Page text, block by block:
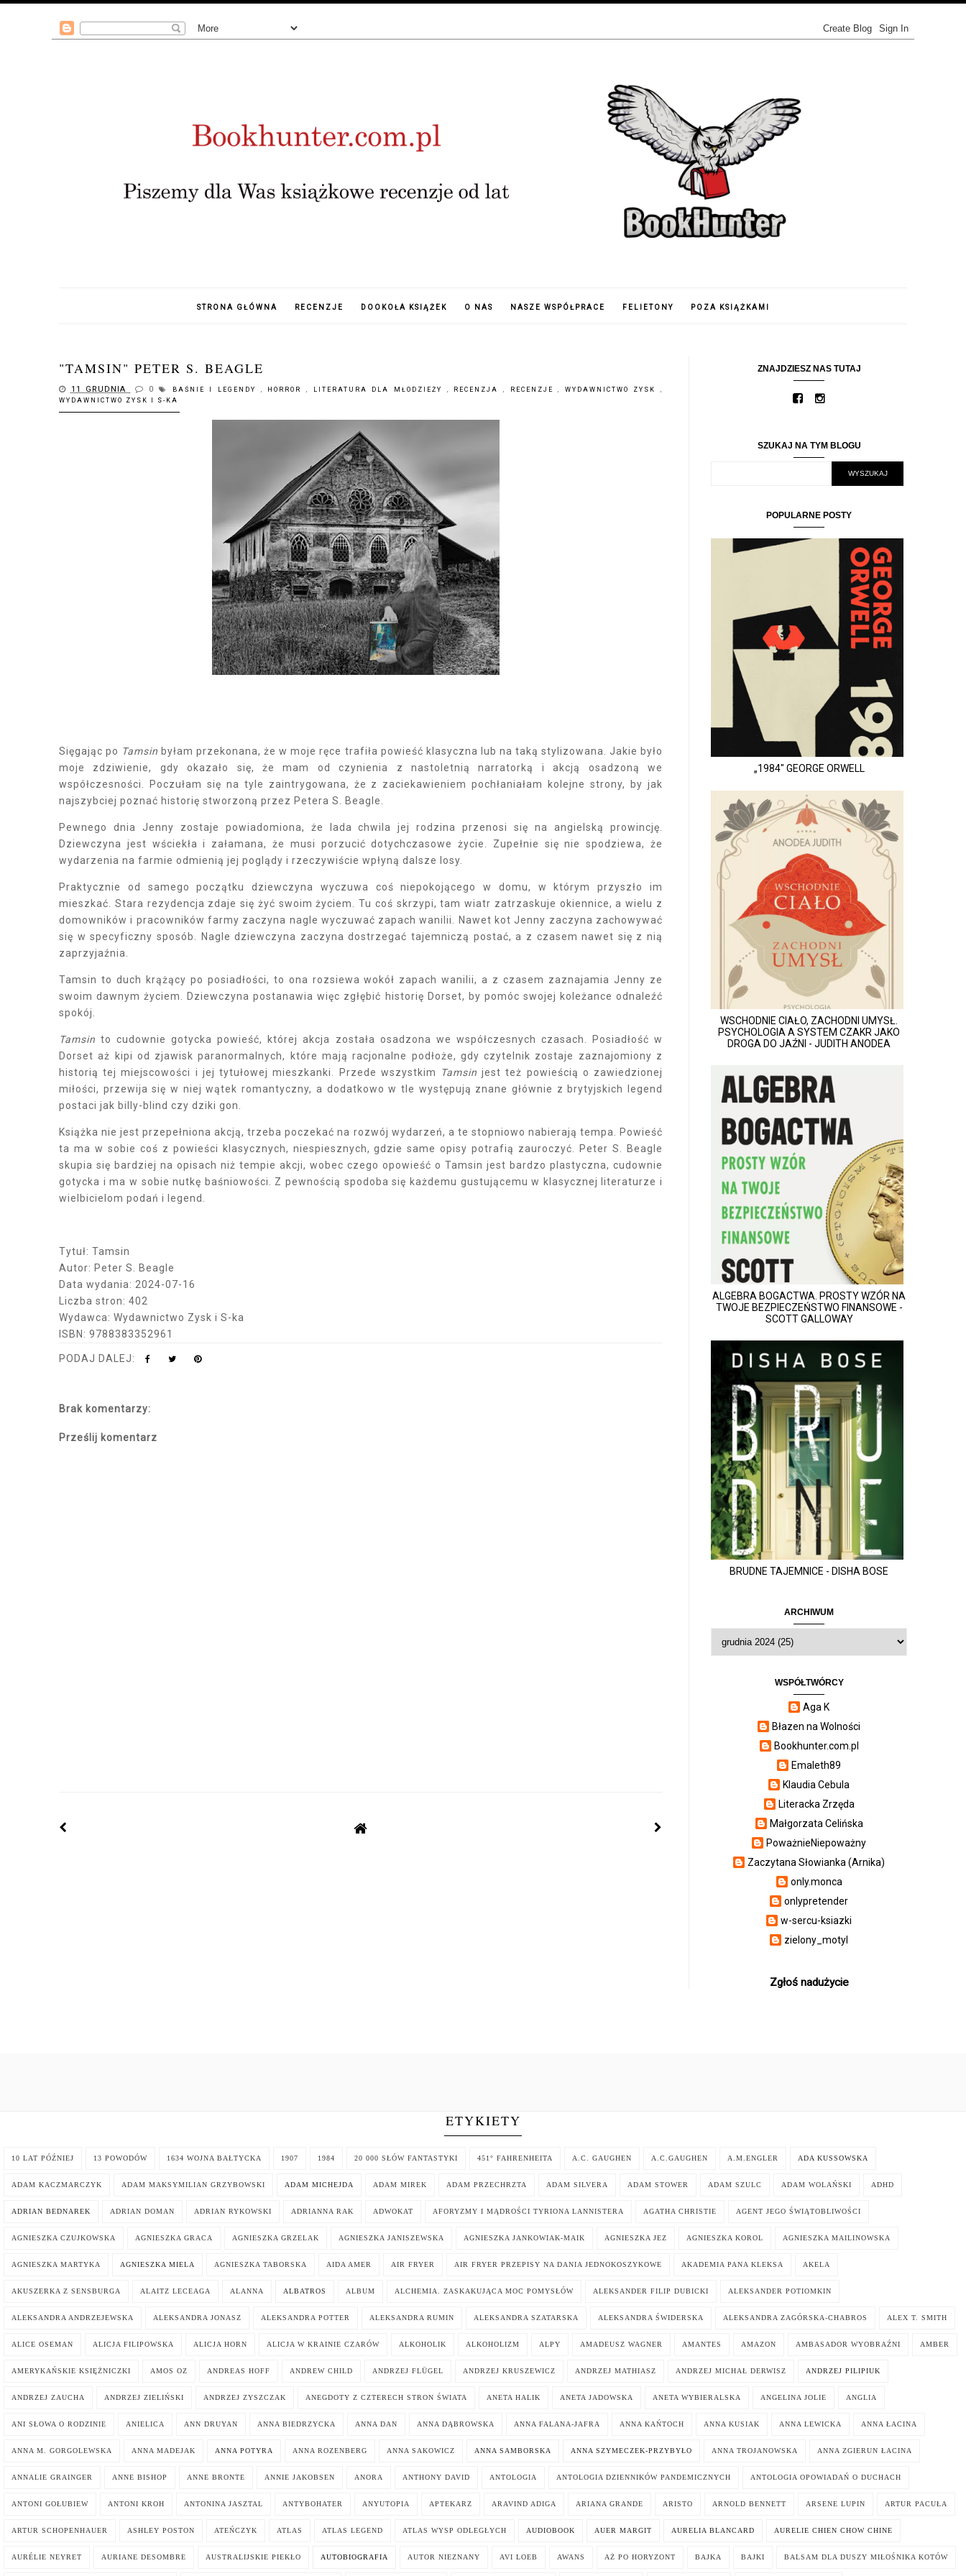
STRONA GŁÓWNA RECENZJE DOOKOŁA KSIĄŻEK O NAS NASZE WSPÓŁPRACE FELIETONY POZA KSIĄŻKAMI
"TAMSIN" PETER S. BEAGLE
11 GRUDNIA 0 BAŚNIE I LEGENDY HORROR LITERATURA DLA MŁODZIEŻY RECENZJA RECENZJE WYDAWNICTWO ZYSK
WYDAWNICTWO ZYSK I S-KA
Sięgając po Tamsin byłam przekonana, że w moje ręce trafiła powieść klasyczna lub na taką stylizowana. Jakie było
moje zdziwienie, gdy okazało się, że mam od czynienia z nastoletnią narratorką i akcją osadzoną we
współczesności. Poczułam się na tyle zaintrygowana, że z zaciekawieniem pochłaniałam kolejne strony, by jak
najszybciej poznać historię stworzoną przez Petera S. Beagle.
Pewnego dnia Jenny zostaje powiadomiona, że lada chwila jej rodzina przenosi się na angielską prowincję.
Dziewczyna jest wściekła i załamana, że musi porzucić dotychczasowe życie. Zupełnie się nie spodziewa, że
wydarzenia na farmie odmienią jej poglądy i rzeczywiście wpłyną dalsze losy.
Praktycznie od samego początku dziewczyna wyczuwa coś niepokojącego w domu, w którym przyszło im
mieszkać. Stara rezydencja zdaje się żyć swoim życiem. Tu coś skrzypi, tam wiatr zatrzaskuje okiennice, a wielu z
domowników i pracowników farmy zaczyna nagle wyczuwać zapach wanilii. Nawet kot Jenny zaczyna zachowywać
się w specyficzny sposób. Nagle dziewczyna zaczyna dostrzegać tajemniczą postać, a z czasem nawet się z nią
zaprzyjaźnia.
Tamsin to duch krążący po posiadłości, to ona rozsiewa wokół zapach wanilii, a z czasem zaznajamia Jenny ze
swoim dawnym życiem. Dziewczyna postanawia więc zgłębić historię Dorset, by pomóc swojej koleżance odnaleźć
spokój.
Tamsin to cudownie gotycka powieść, której akcja została osadzona we współczesnych czasach. Posiadłość w
Dorset aż kipi od zjawisk paranormalnych, które mają racjonalne podłoże, gdy czytelnik zostaje zaznajomiony z
historią tej miejscowości i jej tytułowej mieszkanki. Przede wszystkim
Tamsin jest też powieścią o zawiedzionej
miłości, przewija się w niej wątek romantyczny, a dodatkowo w tle występują znane głównie z brytyjskich legend
postaci jak billy-blind czy dziki gon.
Książka nie jest przepełniona akcją, trzeba poczekać na rozwój wydarzeń, a te stopniowo nabierają tempa. Powieść
ta ma w sobie coś z powieści klasycznych, niespiesznych, gdzie same opisy potrafią zauroczyć. Peter S. Beagle
skupia się bardziej na opisach niż tempie akcji, wobec czego opowieść o Tamsin jest bardzo plastyczna, cudownie
gotycka i ma w sobie nutkę baśniowości. Z pewnością spodoba się każdemu gustującemu w klasycznej literaturze i
wielbicielom podań i legend.
Tytuł: Tamsin
Autor: Peter S. Beagle
Data wydania: 2024-07-16
Liczba stron: 402
Wydawca: Wydawnictwo Zysk i S-ka
ISBN: 9788383352961
PODAJ DALEJ:
Brak komentarzy:
Prześlij komentarz
ZNAJDZIESZ NAS TUTAJ
SZUKAJ NA TYM BLOGU
POPULARNE POSTY
„1984" GEORGE ORWELL
WSCHODNIE CIAŁO, ZACHODNI UMYSŁ.
PSYCHOLOGIA A SYSTEM CZAKR JAKO
DROGA DO JAŹNI - JUDITH ANODEA
ALGEBRA BOGACTWA. PROSTY WZÓR NA
TWOJE BEZPIECZEŃSTWO FINANSOWE -
SCOTT GALLOWAY
BRUDNE TAJEMNICE - DISHA BOSE
ARCHIWUM
WSPÓŁTWÓRCY
Aga K
Błazen na Wolności
Bookhunter.com.pl
Emaleth89
Klaudia Cebula
Literacka Zrzęda
Małgorzata Celińska
PoważnieNiepoważny
Zaczytana Słowianka (Arnika)
only.monca
onlypretender
w-sercu-ksiazki
zielony_motyl
Zgłoś nadużycie
ETYKIETY
10 LAT PÓŹNIEJ 13 POWODÓW 1634 WOJNA BAŁTYCKA 1907 1984 20 000 SŁÓW FANTASTYKI 451° FAHRENHEITA A.C. GAUGHEN A.C.GAUGHEN A.M.ENGLER ADA KUSSOWSKA
ADAM KACZMARCZYK ADAM MAKSYMILIAN GRZYBOWSKI ADAM MICHEJDA ADAM MIREK ADAM PRZECHRZTA ADAM SILVERA ADAM STOWER ADAM SZULC ADAM WOLAŃSKI ADHD
ADRIAN BEDNAREK ADRIAN DOMAN ADRIAN RYKOWSKI ADRIANNA RAK ADWOKAT AFORYZMY I MĄDROŚCI TYRIONA LANNISTERA AGATHA CHRISTIE AGENT JEGO ŚWIĄTOBLIWOŚCI
AGNIESZKA CZUJKOWSKA AGNIESZKA GRACA AGNIESZKA GRZELAK AGNIESZKA JANISZEWSKA AGNIESZKA JANKOWIAK-MAIK AGNIESZKA JEZ AGNIESZKA KOROL AGNIESZKA MAILINOWSKA
AGNIESZKA MARTYKA AGNIESZKA MIELA AGNIESZKA TABORSKA AIDA AMER AIR FRYER AIR FRYER PRZEPISY NA DANIA JEDNOKOSZYKOWE AKADEMIA PANA KLEKSA AKELA
AKUSZERKA Z SENSBURGA ALAITZ LECEAGA ALANNA ALBATROS ALBUM ALCHEMIA. ZASKAKUJĄCA MOC POMYSŁÓW ALEKSANDER FILIP DUBICKI ALEKSANDER POTIOMKIN
ALEKSANDRA ANDRZEJEWSKA ALEKSANDRA JONASZ ALEKSANDRA POTTER ALEKSANDRA RUMIN ALEKSANDRA SZATARSKA ALEKSANDRA ŚWIDERSKA ALEKSANDRA ZAGÓRSKA-CHABROS ALEX T. SMITH
ALICE OSEMAN ALICJA FILIPOWSKA ALICJA HORN ALICJA W KRAINIE CZARÓW ALKOHOLIK ALKOHOLIZM ALPY AMADEUSZ WAGNER AMANTES AMAZON AMBASADOR WYOBRAŹNI AMBER
AMERYKAŃSKIE KSIĘŻNICZKI AMOS OZ ANDREAS HOFF ANDREW CHILD ANDRZEJ FLÜGEL ANDRZEJ KRUSZEWICZ ANDRZEJ MATHIASZ ANDRZEJ MICHAŁ DERWISZ ANDRZEJ PILIPIUK
ANDRZEJ ZAUCHA ANDRZEJ ZIELIŃSKI ANDRZEJ ZYSZCZAK ANEGDOTY Z CZTERECH STRON ŚWIATA ANETA HALIK ANETA JADOWSKA ANETA WYBIERALSKA ANGELINA JOLIE ANGLIA
ANI SŁOWA O RODZINIE ANIELICA ANN DRUYAN ANNA BIEDRZYCKA ANNA DAN ANNA DĄBROWSKA ANNA FALANA-JAFRA ANNA KAŃTOCH ANNA KUSIAK ANNA LEWICKA ANNA ŁACINA
ANNA M. GORGOLEWSKA ANNA MADEJAK ANNA POTYRA ANNA ROZENBERG ANNA SAKOWICZ ANNA SAMBORSKA ANNA SZYMECZEK-PRZYBYŁO ANNA TROJANOWSKA ANNA ZGIERUN ŁACINA
ANNALIE GRAINGER ANNE BISHOP ANNE BRONTE ANNIE JAKOBSEN ANORA ANTHONY DAVID ANTOLOGIA ANTOLOGIA DZIENNIKÓW PANDEMICZNYCH ANTOLOGIA OPOWIADAŃ O DUCHACH
ANTONI GOŁUBIEW ANTONI KROH ANTONINA JASZTAL ANTYBOHATER ANYUTOPIA APTEKARZ ARAVIND ADIGA ARIANA GRANDE ARISTO ARNOLD BENNETT ARSENE LUPIN ARTUR PACUŁA
ARTUR SCHOPENHAUER ASHLEY POSTON ATEŃCZYK ATLAS ATLAS LEGEND ATLAS WYSP ODLEGŁYCH AUDIOBOOK AUER MARGIT AURELIA BLANCARD AURELIE CHIEN CHOW CHINE
AURÉLIE NEYRET AURIANE DESOMBRE AUSTRALIJSKIE PIEKŁO AUTOBIOGRAFIA AUTOR NIEZNANY AVI LOEB AWANS AŻ PO HORYZONT BAJKA BAJKI BALSAM DLA DUSZY MIŁOŚNIKA KOTÓW